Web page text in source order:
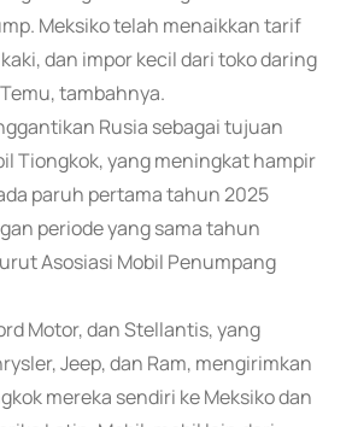
Meksiko telah menaikkan tarif
dan impor kecil dari toko daring
tambahnya.
Rusia sebagai tujuan
Tiongkok, yang meningkat hampir
paruh pertama tahun 2025
periode yang sama tahun
Asosiasi Mobil Penumpang
Motor, dan Stellantis, yang
Jeep, dan Ram, mengirimkan
mereka sendiri ke Meksiko dan